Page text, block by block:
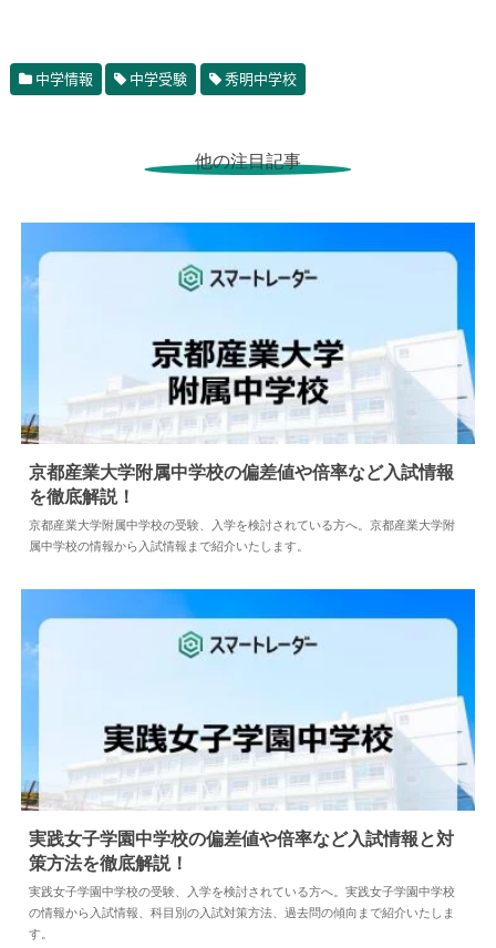
中学情報 中学受験 秀明中学校
他の注目記事
中学情報 2024.04.02
京都産業大学附属中学校の偏差値や倍率など入試情報
を徹底解説！
京都産業大学附属中学校の受験、入学を検討されている方へ。京都産業大学附
属中学校の情報から入試情報まで紹介いたします。
中学情報 2024.04.02
実践女子学園中学校の偏差値や倍率など入試情報と対
策方法を徹底解説！
実践女子学園中学校の受験、入学を検討されている方へ。実践女子学園中学校
の情報から入試情報、科目別の入試対策方法、過去問の傾向まで紹介いたしま
す。